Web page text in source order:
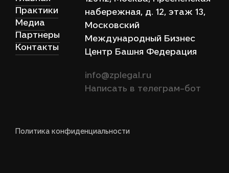
Практики
Медиа
Партнеры
Контакты
набережная, д. 12, этаж 13,
Московский
Международный Бизнес
Центр Башня Федерация
info@zplegal.ru
Написать в телеграм-бот
Политика конфиденциальности